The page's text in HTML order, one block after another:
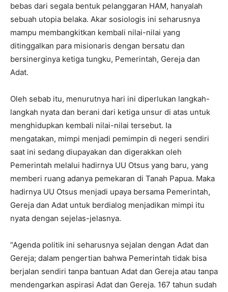
bebas dari segala bentuk pelanggaran HAM, hanyalah
sebuah utopia belaka. Akar sosiologis ini seharusnya
mampu membangkitkan kembali nilai-nilai yang
ditinggalkan para misionaris dengan bersatu dan
bersinerginya ketiga tungku, Pemerintah, Gereja dan
Adat.
Oleh sebab itu, menurutnya hari ini diperlukan langkah-
langkah nyata dan berani dari ketiga unsur di atas untuk
menghidupkan kembali nilai-nilai tersebut. Ia
mengatakan, mimpi menjadi pemimpin di negeri sendiri
saat ini sedang diupayakan dan digerakkan oleh
Pemerintah melalui hadirnya UU Otsus yang baru, yang
memberi ruang adanya pemekaran di Tanah Papua. Maka
hadirnya UU Otsus menjadi upaya bersama Pemerintah,
Gereja dan Adat untuk berdialog menjadikan mimpi itu
nyata dengan sejelas-jelasnya.
“Agenda politik ini seharusnya sejalan dengan Adat dan
Gereja; dalam pengertian bahwa Pemerintah tidak bisa
berjalan sendiri tanpa bantuan Adat dan Gereja atau tanpa
mendengarkan aspirasi Adat dan Gereja. 167 tahun sudah